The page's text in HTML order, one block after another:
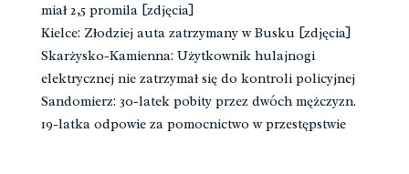
miał 2,5 promila [zdjęcia]
Kielce: Złodziej auta zatrzymany w Busku [zdjęcia]
Skarżysko-Kamienna: Użytkownik hulajnogi
elektrycznej nie zatrzymał się do kontroli policyjnej
Sandomierz: 30-latek pobity przez dwóch mężczyzn.
19-latka odpowie za pomocnictwo w przestępstwie